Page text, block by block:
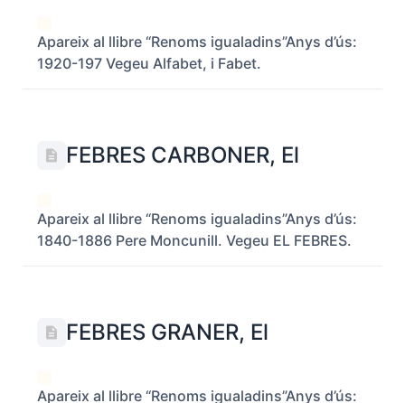
Apareix al llibre “Renoms igualadins”Anys d’ús:
1920-197 Vegeu Alfabet, i Fabet.
FEBRES CARBONER, El
Apareix al llibre “Renoms igualadins”Anys d’ús:
1840-1886 Pere Moncunill. Vegeu EL FEBRES.
FEBRES GRANER, El
Apareix al llibre “Renoms igualadins”Anys d’ús: